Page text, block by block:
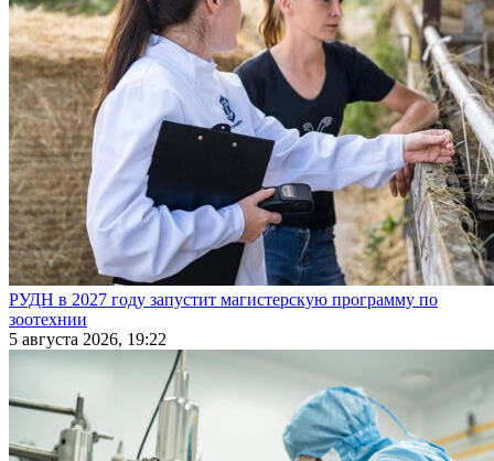
РУДН в 2027 году запустит магистерскую программу по
зоотехнии
5 августа 2026, 19:22